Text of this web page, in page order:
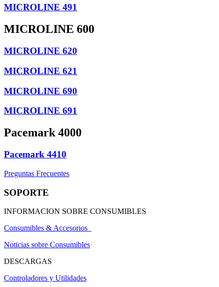
MICROLINE 491
MICROLINE 600
MICROLINE 620
MICROLINE 621
MICROLINE 690
MICROLINE 691
Pacemark 4000
Pacemark 4410
Preguntas Frecuentes
SOPORTE
INFORMACION SOBRE CONSUMIBLES
Consumibles & Accesorios
Noticias sobre Consumibles
DESCARGAS
Controladores y Utilidades